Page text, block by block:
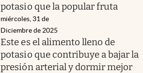
potasio que la popular fruta
miércoles, 31 de
Diciembre de 2025
Este es el alimento lleno de
potasio que contribuye a bajar la
presión arterial y dormir mejor